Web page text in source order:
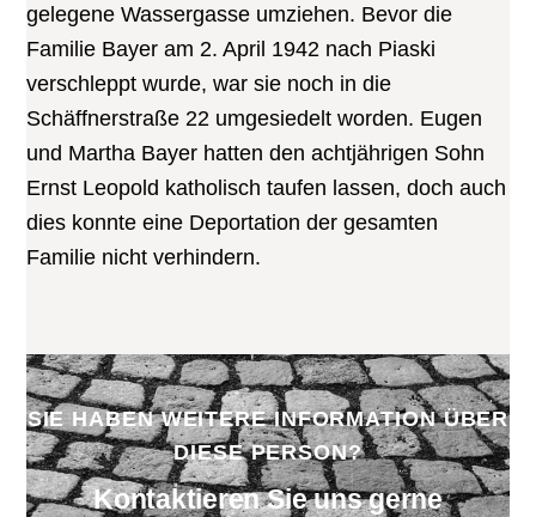
gelegene Wassergasse umziehen. Bevor die
Familie Bayer am 2. April 1942 nach Piaski
verschleppt wurde, war sie noch in die
Schäffnerstraße 22 umgesiedelt worden. Eugen
und Martha Bayer hatten den achtjährigen Sohn
Ernst Leopold katholisch taufen lassen, doch auch
dies konnte eine Deportation der gesamten
Familie nicht verhindern.
SIE HABEN WEITERE INFORMATION ÜBER
DIESE PERSON?
Kontaktieren Sie uns gerne